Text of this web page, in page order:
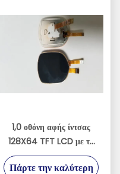
1,0 οθόνη αφής ίντσας
128X64 TFT LCD με τη
διεπαφή SPI
Πάρτε την καλύτερη